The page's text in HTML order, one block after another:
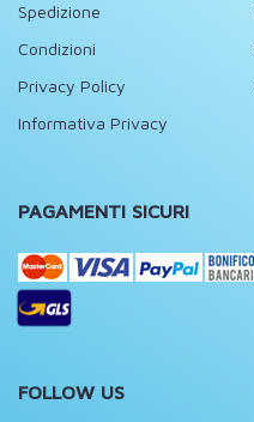
Spedizione
Condizioni
Privacy Policy
Informativa Privacy
PAGAMENTI SICURI
FOLLOW US